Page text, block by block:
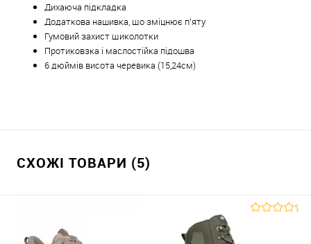
Дихаюча підкладка
Додаткова нашивка, що зміцнює п’яту
Гумовий захист щиколотки
Протиковзка і маслостійка підошва
6 дюймів висота черевика (15,24см)
СХОЖІ ТОВАРИ (5)